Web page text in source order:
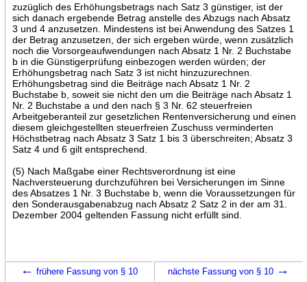
zuzüglich des Erhöhungsbetrags nach Satz 3 günstiger, ist der
sich danach ergebende Betrag anstelle des Abzugs nach Absatz
3 und 4 anzusetzen. Mindestens ist bei Anwendung des Satzes 1
der Betrag anzusetzen, der sich ergeben würde, wenn zusätzlich
noch die Vorsorgeaufwendungen nach Absatz 1 Nr. 2 Buchstabe
b in die Günstigerprüfung einbezogen werden würden; der
Erhöhungsbetrag nach Satz 3 ist nicht hinzuzurechnen.
Erhöhungsbetrag sind die Beiträge nach Absatz 1 Nr. 2
Buchstabe b, soweit sie nicht den um die Beiträge nach Absatz 1
Nr. 2 Buchstabe a und den nach § 3 Nr. 62 steuerfreien
Arbeitgeberanteil zur gesetzlichen Rentenversicherung und einen
diesem gleichgestellten steuerfreien Zuschuss verminderten
Höchstbetrag nach Absatz 3 Satz 1 bis 3 überschreiten; Absatz 3
Satz 4 und 6 gilt entsprechend.
(5) Nach Maßgabe einer Rechtsverordnung ist eine
Nachversteuerung durchzuführen bei Versicherungen im Sinne
des Absatzes 1 Nr. 3 Buchstabe b, wenn die Voraussetzungen für
den Sonderausgabenabzug nach Absatz 2 Satz 2 in der am 31.
Dezember 2004 geltenden Fassung nicht erfüllt sind.
← frühere Fassung von § 10 nächste Fassung von § 10 →